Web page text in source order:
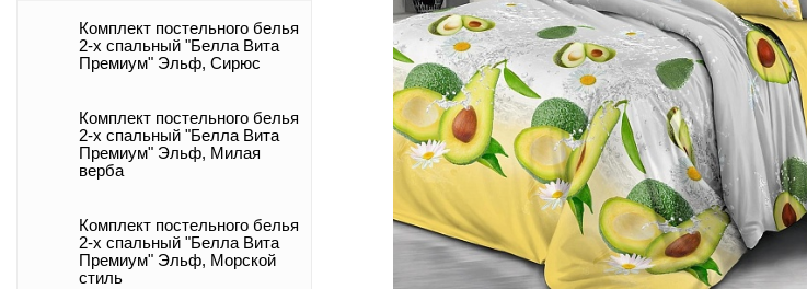
Комплект постельного белья
2-х спальный "Белла Вита
Премиум" Эльф, Сирюс
Комплект постельного белья
2-х спальный "Белла Вита
Премиум" Эльф, Милая
верба
Комплект постельного белья
2-х спальный "Белла Вита
Премиум" Эльф, Морской
стиль